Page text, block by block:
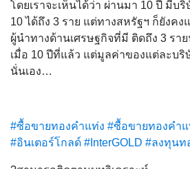
โดยเราจะเห็นได้ว่า ผ่านมา 10 ปี มีบ
10 ได้ถึง 3 ราย แต่ทางสหรัฐฯ ก็ยังคง
ผู้นำทางด้านเศรษฐกิจที่มี ติดถึง 3 รา
เมื่อ 10 ปีที่แล้ว แต่มูลค่าของแต่ละบริ
นั่นเอง…
#ซื้อขายทองคำแท่ง #ซื้อขายทองคำ
#อินเตอร์โกลด์ # InterGOLD #ลงทุนท